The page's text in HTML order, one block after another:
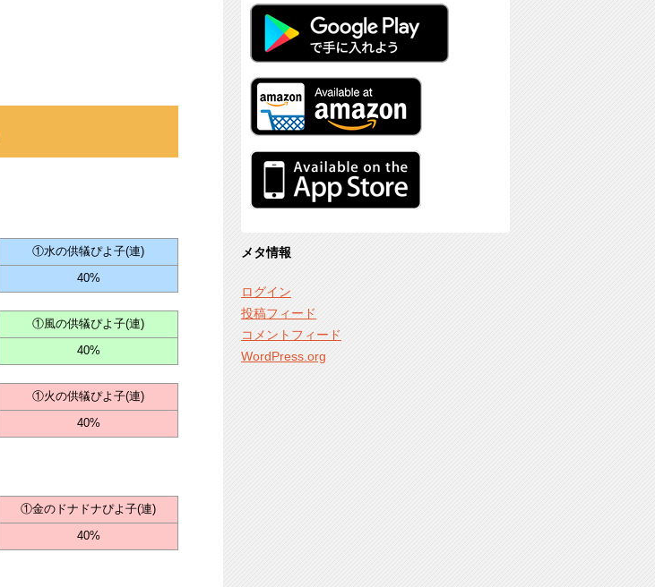
①水の供犠ぴよ子(連)
40%
①風の供犠ぴよ子(連)
40%
①火の供犠ぴよ子(連)
40%
①金のドナドナぴよ子(連)
40%
メタ情報
ログイン
投稿フィード
コメントフィード
WordPress.org